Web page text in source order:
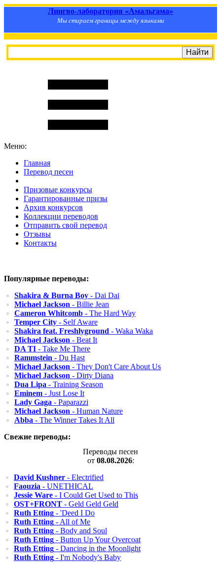
Лингво-лаборатория «Амальгама»
Мы стираем границы между языками
Меню:
Главная
Перевод песен
Призовые конкурсы
Гарантированные призы
Архив конкурсов
Коллекции переводов
Отправить свой перевод
Отзывы
Контакты
Популярные переводы:
Shakira & Burna Boy - Dai Dai
Michael Jackson - Billie Jean
Cameron Whitcomb - The Hard Way
Temper City - Self Aware
Shakira feat. Freshlyground - Waka Waka
Michael Jackson - Beat It
DA TI - Take Me There
Rammstein - Du Hast
Michael Jackson - They Don't Care About Us
Michael Jackson - Dirty Diana
Dua Lipa - Training Season
Eminem - Just Lose It
Lady Gaga - Paparazzi
Michael Jackson - Human Nature
Abba - The Winner Takes It All
Свежие переводы:
Переводы песен
от 08.08.2026:
David Kushner - Electrified
Faouzia - UNETHICAL
Jessie Ware - I Could Get Used to This
OST+FRONT - Geld Geld Geld
Ruth Etting - 'Deed I Do
Ruth Etting - All of Me
Ruth Etting - Body and Soul
Ruth Etting - Button Up Your Overcoat
Ruth Etting - Dancing in the Moonlight
Ruth Etting - I'm Nobody's Baby